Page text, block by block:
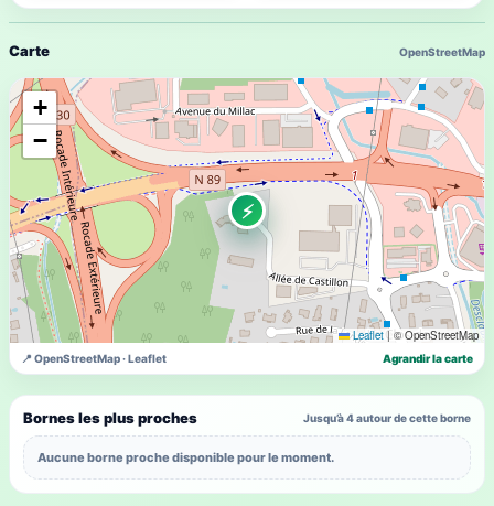
Carte OpenStreetMap
⚡
+
−
Leaflet |© OpenStreetMap
📍 OpenStreetMap · Leaflet Agrandir la carte
Bornes les plus proches Jusqu’à 4 autour de cette borne
Aucune borne proche disponible pour le moment.